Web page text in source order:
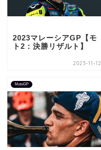
2023マレーシアGP【モ
ト2：決勝リザルト】
2023-11-12
MotoGP